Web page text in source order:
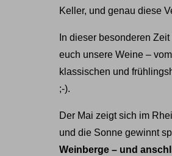
Keller, und genau diese
In dieser besonderen
euch unsere Weine –
klassischen und
;-).
Der Mai zeigt sich im
und die Sonne gewinnt
Weinberge – und